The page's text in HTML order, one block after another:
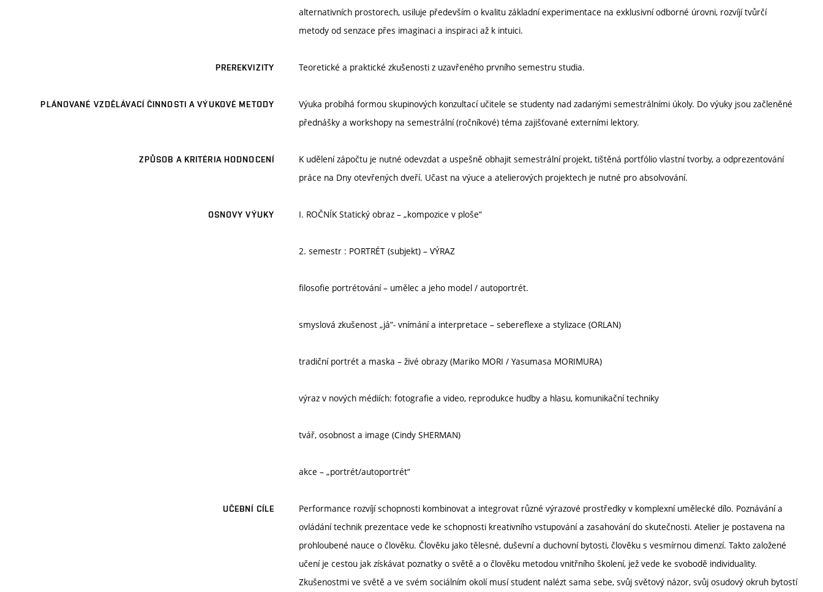
alternativních prostorech, usiluje především o kvalitu základní experimentace na exklusivní odborné úrovni, rozvíjí tvůrčí
metody od senzace přes imaginaci a inspiraci až k intuici.
PREREKVIZITY Teoretické a praktické zkušenosti z uzavřeného prvního semestru studia.
PLÁNOVANÉ VZDĚLÁVACÍ ČINNOSTI A VÝUKOVÉ METODY
Výuka probíhá formou skupinových konzultací učitele se studenty nad zadanými semestrálními úkoly. Do výuky jsou začleněné
přednášky a workshopy na semestrální (ročníkové) téma zajišťované externími lektory.
ZPŮSOB A KRITÉRIA HODNOCENÍ
K udělení zápočtu je nutné odevzdat a uspešně obhajit semestrální projekt, tištěná portfólio vlastní tvorby, a odprezentování
práce na Dny otevřených dveří. Učast na výuce a atelierových projektech je nutné pro absolvování.
OSNOVY VÝUKY I. ROČNÍK Statický obraz – „kompozice v ploše“
2. semestr : PORTRÉT (subjekt) – VÝRAZ
filosofie portrétování – umělec a jeho model / autoportrét.
smyslová zkušenost „já“- vnímání a interpretace – sebereflexe a stylizace (ORLAN)
tradiční portrét a maska – živé obrazy (Mariko MORI / Yasumasa MORIMURA)
výraz v nových médiích: fotografie a video, reprodukce hudby a hlasu, komunikační techniky
tvář, osobnost a image (Cindy SHERMAN)
akce – „portrét/autoportrét“
UČEBNÍ CÍLE
Performance rozvíjí schopnosti kombinovat a integrovat různé výrazové prostředky v komplexní umělecké dílo. Poznávání a
ovládání technik prezentace vede ke schopnosti kreativního vstupování a zasahování do skutečnosti. Atelier je postavena na
prohloubené nauce o člověku. Člověku jako tělesné, duševní a duchovní bytosti, člověku s vesmírnou dimenzí. Takto založené
učení je cestou jak získávat poznatky o světě a o člověku metodou vnitřního školení, jež vede ke svobodě individuality.
Zkušenostmi ve světě a ve svém sociálním okolí musí student nalézt sama sebe, svůj světový názor, svůj osudový okruh bytostí